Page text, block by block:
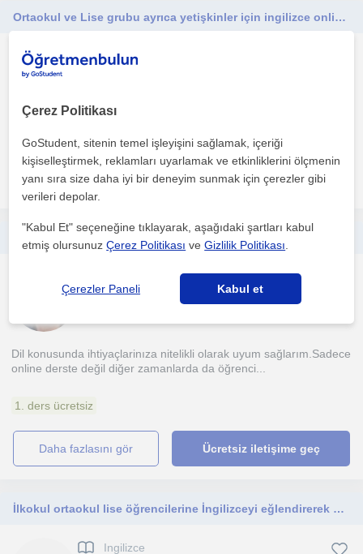
Ortaokul ve Lise grubu ayrıca yetişkinler için ingilizce online ders
Ingilizce
daha fazlasını gör Ücretsiz iletişime geç
Samsun Sehri, İlkadim Sa...
Dil konusunda ihtiyaçlarinıza nitelikli olarak uyum sağlarım.Sadece
online derste değil diğer zamanlarda da öğrenci...
1. ders ücretsiz
daha fazlasını gör Ücretsiz iletişime geç
İlkokul ortaokul lise öğrencilerine İngilizceyi eğlendirerek ve akıcı öğretme
Ingilizce
Çerez Politikası
GoStudent, sitenin temel işleyişini sağlamak, içeriği
kişiselleştirmek, reklamları uyarlamak ve etkinliklerini ölçmenin
yanı sıra size daha iyi bir deneyim sunmak için çerezler gibi
verileri depolar.
"Kabul Et" seçeneğine tıklayarak, aşağıdaki şartları kabul
etmiş olursunuzÇerez Politikası veGizlilik Politikası
Çerezler Paneli Kabul et